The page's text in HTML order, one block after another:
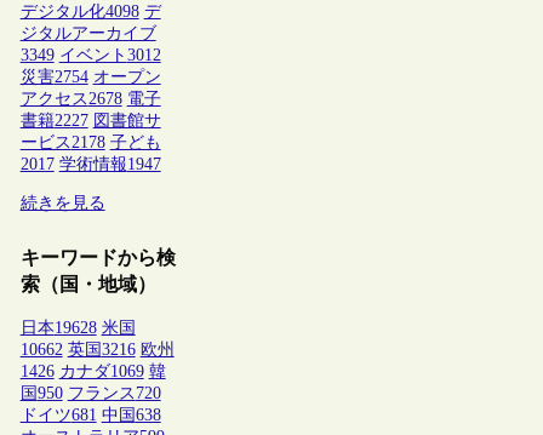
デジタル化4098 デ
ジタルアーカイブ
3349 イベント 3012
災害2754 オープン
アクセス 2678 電子
書籍2227 図書館サ
ービス 2178 子ども
2017 学術情報1947
続きを見る
キーワードから検
索（国・地域）
日本19628 米国
10662 英国 3216 欧州
1426 カナダ1069 韓
国 950 フランス 720
ドイツ681 中国 638